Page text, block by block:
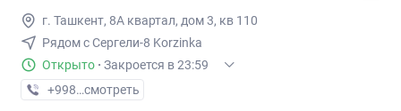
г. Ташкент, 8А квартал, дом 3, кв 110
Рядом с Сергели-8 Korzinka
Открыто · Закроется в 23:59
+998 (77) XXX-XX-XX
смотреть